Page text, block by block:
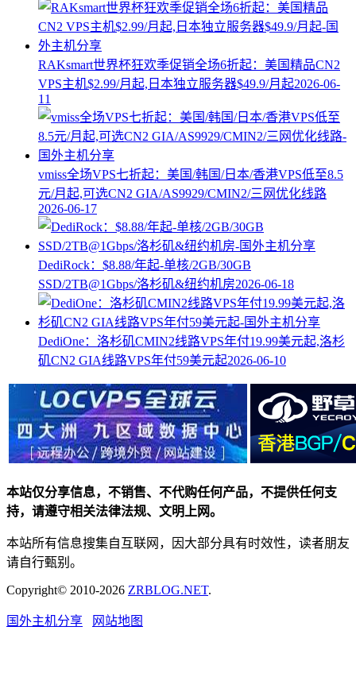
RAKsmart世界杯狂欢季促销全场6折起：美国精品CN2
VPS主机$2.99/月起,日本独立服务器$49.9/月起2026-06-
11
vmiss全场VPS七折起：美国/韩国/日本/香港VPS低至8.5
元/月起,可选CN2 GIA/AS9929/CMIN2/三网优化线路
2026-06-17
DediRock：$8.88/年起-单核/2GB/30GB
SSD/2TB@1Gbps/洛杉矶&纽约机房2026-06-18
DediOne：洛杉矶CMIN2线路VPS年付19.99美元起,洛杉
矶CN2 GIA线路VPS年付59美元起2026-06-10
本站仅分享信息，不销售、不代购任何产品，不提供任何支
持，请遵守相关法律法规、文明上网。
本站所有信息搜集自互联网，因大部分具有时效性，读者朋友
请自行甄别。
Copyright© 2010-2026 ZRBLOG.NET.
国外主机分享 网站地图